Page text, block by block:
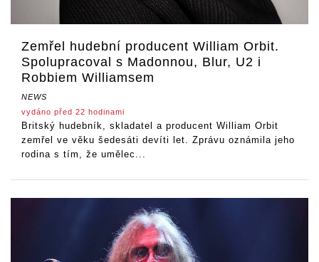
Zemřel hudební producent William Orbit.
Spolupracoval s Madonnou, Blur, U2 i
Robbiem Williamsem
NEWS
vydáno před 22 hodinami
Britský hudebník, skladatel a producent William Orbit
zemřel ve věku šedesáti devíti let. Zprávu oznámila jeho
rodina s tím, že umělec...